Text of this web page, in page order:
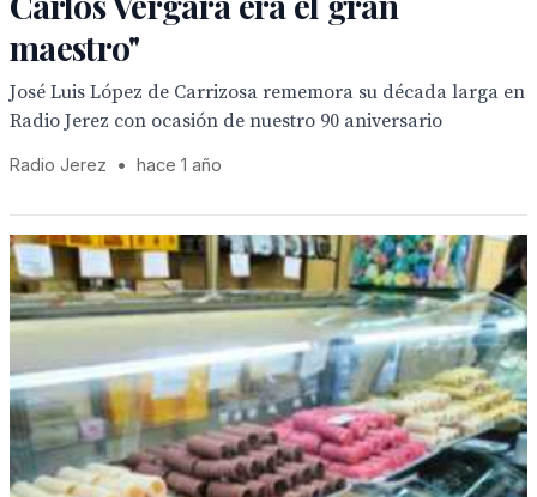
maestro"
José Luis López de Carrizosa rememora su década larga en
Radio Jerez con ocasión de nuestro 90 aniversario
Radio Jerez • hace 1 año